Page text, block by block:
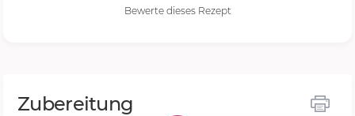
Bewerte dieses Rezept
Zubereitung